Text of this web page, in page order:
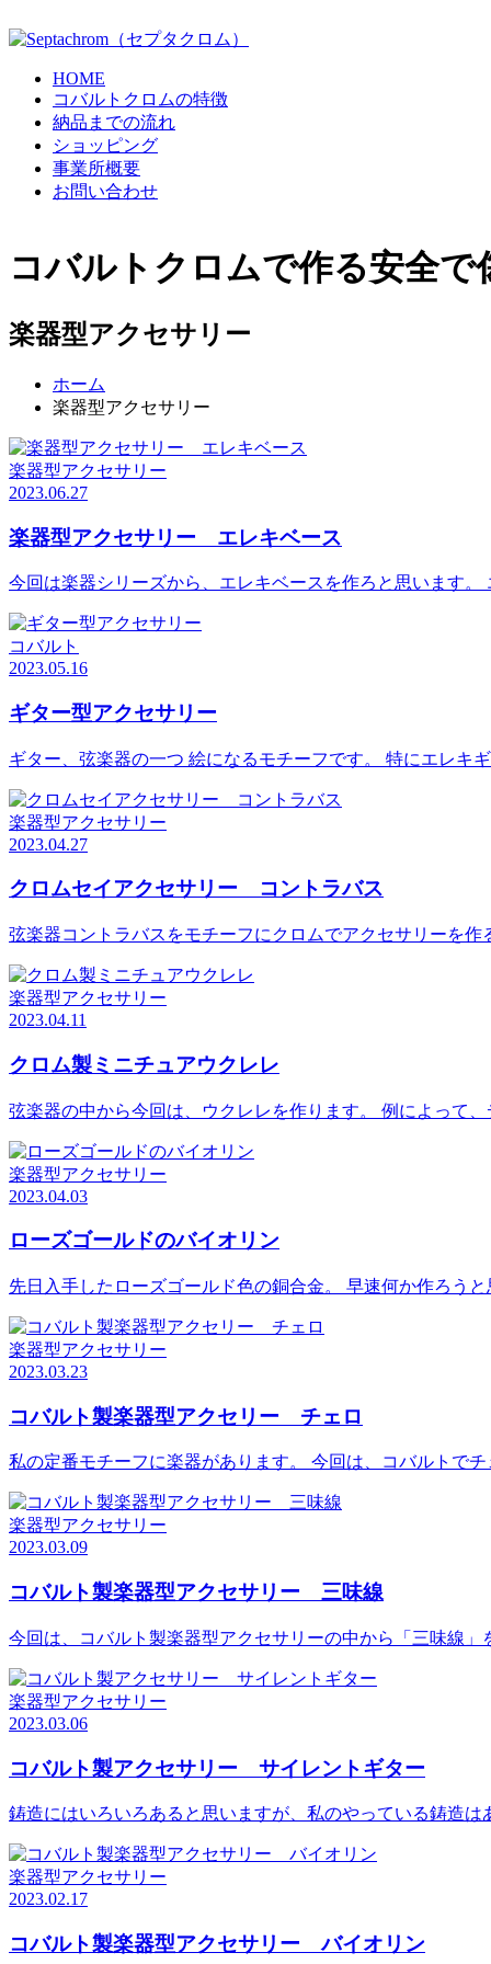
HOME
コバルトクロムの特徴
納品までの流れ
ショッピング
事業所概要
お問い合わせ
コバルトクロムで作る安全
楽器型アクセサリー
ホーム
楽器型アクセサリー
楽器型アクセサリー
2023.06.27
楽器型アクセサリー エレキベース
今回は楽器シリーズから、エレキベースを作ろと思います
コバルト
2023.05.16
ギター型アクセサリー
ギター、弦楽器の一つ 絵になるモチーフです。 特にエレキ
楽器型アクセサリー
2023.04.27
クロムセイアクセサリー コントラバス
弦楽器コントラバスをモチーフにクロムでアクセサリーを
楽器型アクセサリー
2023.04.11
クロム製ミニチュアウクレレ
弦楽器の中から今回は、ウクレレを作ります。 例によって
楽器型アクセサリー
2023.04.03
ローズゴールドのバイオリン
先日入手したローズゴールド色の銅合金。 早速何か作ろう
楽器型アクセサリー
2023.03.23
コバルト製楽器型アクセリー チェロ
私の定番モチーフに楽器があります。 今回は、コバルトで
楽器型アクセサリー
2023.03.09
コバルト製楽器型アクセサリー 三味線
今回は、コバルト製楽器型アクセサリーの中から「三味線
楽器型アクセサリー
2023.03.06
コバルト製アクセサリー サイレントギター
鋳造にはいろいろあると思いますが、私のやっている鋳造
楽器型アクセサリー
2023.02.17
コバルト製楽器型アクセサリー バイオリン